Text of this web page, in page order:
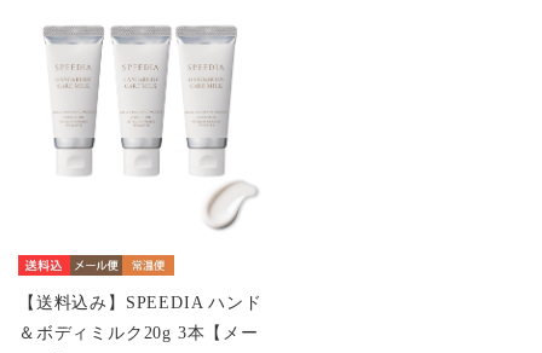
【送料込み】SPEEDIA ハンド
＆ボディミルク20g 3本【メー